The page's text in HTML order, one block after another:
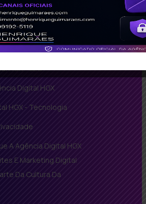
HGX - Mídias Sociais
Page de E-
HGX - SEO
Digital HGX
HGX - Tecnologia
A Agência Digital HGX
E Marketing Digital
Da Cultura Da